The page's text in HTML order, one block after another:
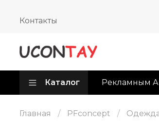
Контакты
Каталог Рекламным
Главная PFconcept